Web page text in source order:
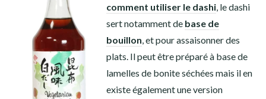
comment utiliser le dashi , le dashi
sert notamment de base de
bouillon , et pour assaisonner des
plats. Il peut être préparé à base de
lamelles de bonite séchées mais il en
existe également une version